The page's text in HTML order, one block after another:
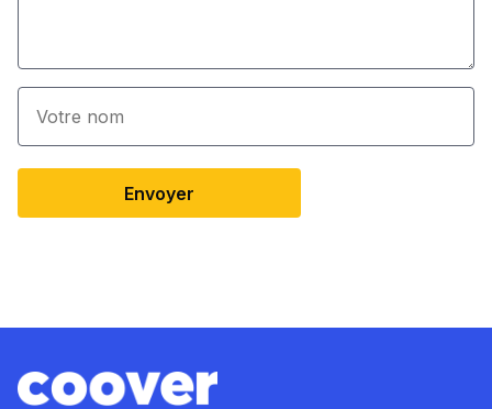
Envoyer